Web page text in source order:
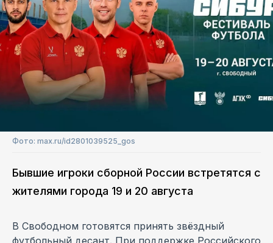
Фото: max.ru/id2801039525_gos
Бывшие игроки сборной России встретятся с
жителями города 19 и 20 августа
В Свободном готовятся принять звёздный
футбольный десант. При поддержке Российского